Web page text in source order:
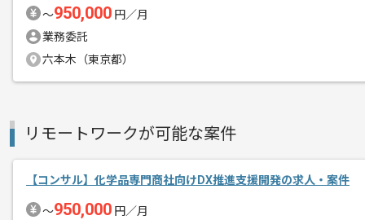
〜950,000 円／月
業務委託
六本木（東京都）
リモートワークが可能な案件
【コンサル】化学品専門商社向けDX推進支援開発の求人・案件
〜950,000 円／月